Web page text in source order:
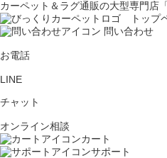
カーペット＆ラグ通販の大型専門店
問い合わせ
お電話
LINE
チャット
オンライン相談
カート
サポート